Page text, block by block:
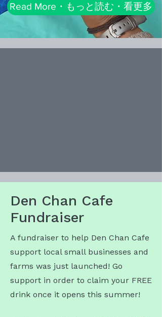
Read More・もっと読む・看更多
Den Chan Cafe
Fundraiser
A fundraiser to help Den Chan Cafe
support local small businesses and
farms was just launched! Go
support in order to claim your FREE
drink once it opens this summer!